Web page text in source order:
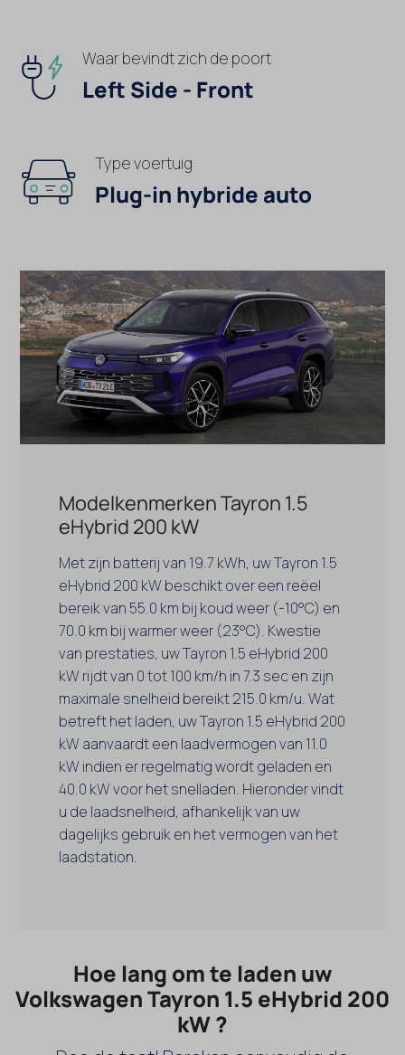
Waar bevindt zich de poort
Left Side - Front
Type voertuig
Plug-in hybride auto
Modelkenmerken Tayron 1.5
eHybrid 200 kW
Met zijn batterij van 19.7 kWh, uw Tayron 1.5
eHybrid 200 kW beschikt over een reëel
bereik van 55.0 km bij koud weer (-10°C) en
70.0 km bij warmer weer (23°C). Kwestie
van prestaties, uw Tayron 1.5 eHybrid 200
kW rijdt van 0 tot 100 km/h in 7.3 sec en zijn
maximale snelheid bereikt 215.0 km/u. Wat
betreft het laden, uw Tayron 1.5 eHybrid 200
kW aanvaardt een laadvermogen van 11.0
kW indien er regelmatig wordt geladen en
40.0 kW voor het snelladen. Hieronder vindt
u de laadsnelheid, afhankelijk van uw
dagelijks gebruik en het vermogen van het
laadstation.
Hoe lang om te laden uw
Volkswagen Tayron 1.5 eHybrid 200
kW ?